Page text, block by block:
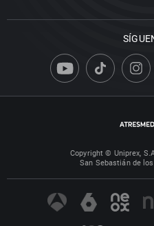
Copyright © Uniprex,
San Sebastián de